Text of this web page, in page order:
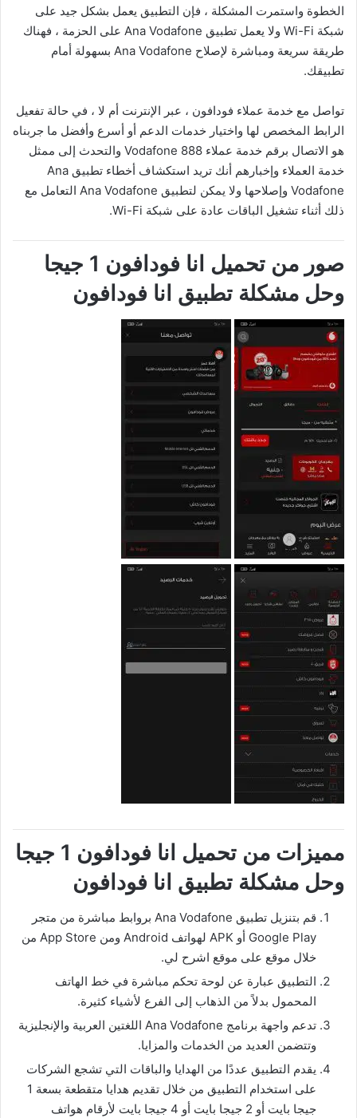
الخطوة واستمرت المشكلة ، فإن التطبيق يعمل بشكل جيد على
شبكة Wi-Fi ولا يعمل تطبيق Ana Vodafone على الحزمة ، فهناك
طريقة سريعة ومباشرة لإصلاح Ana Vodafone بسهولة أمام
تطبيقك.
تواصل مع خدمة عملاء فودافون ، عبر الإنترنت أم لا ، في حالة تفعيل
الرابط المخصص لها واختيار خدمات الدعم أو أسرع وأفضل ما جربناه
هو الاتصال برقم خدمة عملاء Vodafone 888 والتحدث إلى ممثل
خدمة العملاء وإخبارهم أنك تريد استكشاف أخطاء تطبيق Ana
Vodafone وإصلاحها ولا يمكن لتطبيق Ana Vodafone التعامل مع
ذلك أثناء تشغيل الباقات عادة على شبكة Wi-Fi.
صور من تحميل انا فودافون 1 جيجا
وحل مشكلة تطبيق انا فودافون
مميزات من تحميل انا فودافون 1 جيجا
وحل مشكلة تطبيق انا فودافون
قم بتنزيل تطبيق Ana Vodafone بروابط مباشرة من متجر
Google Play أو APK لهواتف Android ومن App Store من
خلال موقع على موقع اشرح لي.
التطبيق عبارة عن لوحة تحكم مباشرة في خط الهاتف
المحمول بدلاً من الذهاب إلى الفرع لأشياء كثيرة.
تدعم واجهة برنامج Ana Vodafone اللغتين العربية والإنجليزية
وتتضمن العديد من الخدمات والمزايا.
يقدم التطبيق عددًا من الهدايا والباقات التي تشجع الشركات
على استخدام التطبيق من خلال تقديم هدايا متقطعة بسعة 1
جيجا بايت أو 2 جيجا بايت أو 4 جيجا بايت لأرقام هواتف